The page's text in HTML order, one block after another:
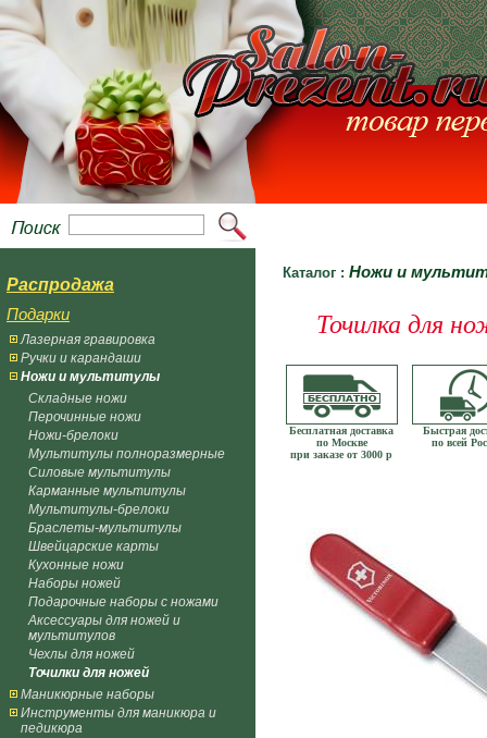
Распродажа
Подарки
Лазерная гравировка
Ручки и карандаши
Ножи и мультитулы
Складные ножи
Перочинные ножи
Ножи-брелоки
Мультитулы полноразмерные
Силовые мультитулы
Карманные мультитулы
Мультитулы-брелоки
Браслеты-мультитулы
Швейцарские карты
Кухонные ножи
Наборы ножей
Подарочные наборы с ножами
Аксессуары для ножей и
мультитулов
Чехлы для ножей
Точилки для ножей
Маникюрные наборы
Инструменты для маникюра и
педикюра
Каталог : Ножи и
Точилка для
Бесплатная доставка
по Москве
при заказе от 3000 р
Быстрая
по всей